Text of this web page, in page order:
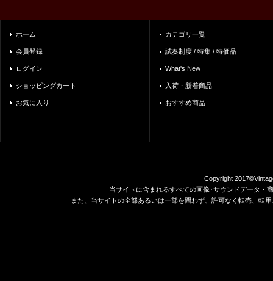
ホーム
会員登録
ログイン
ショッピングカート
お気に入り
カテゴリ一覧
試奏制度 / 特集 / 特価品
What's New
入荷・新着商品
おすすめ商品
Copyright
当サイトに含まれるすべての画像･サウンドデータ・
また、当サイトの全部あるいは一部を問わず、許可なく転売、転